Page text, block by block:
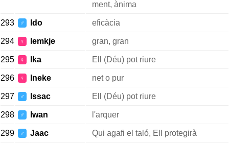
ment, ànima
293 ♂ Ido eficàcia
294 ♀ Iemkje gran, gran
295 ♀ Ika Ell (Déu) pot riure
296 ♀ Ineke net o pur
297 ♂ Issac Ell (Déu) pot riure
298 ♂ Iwan l'arquer
299 ♂ Jaac Qui agafi el taló, Ell protegirà